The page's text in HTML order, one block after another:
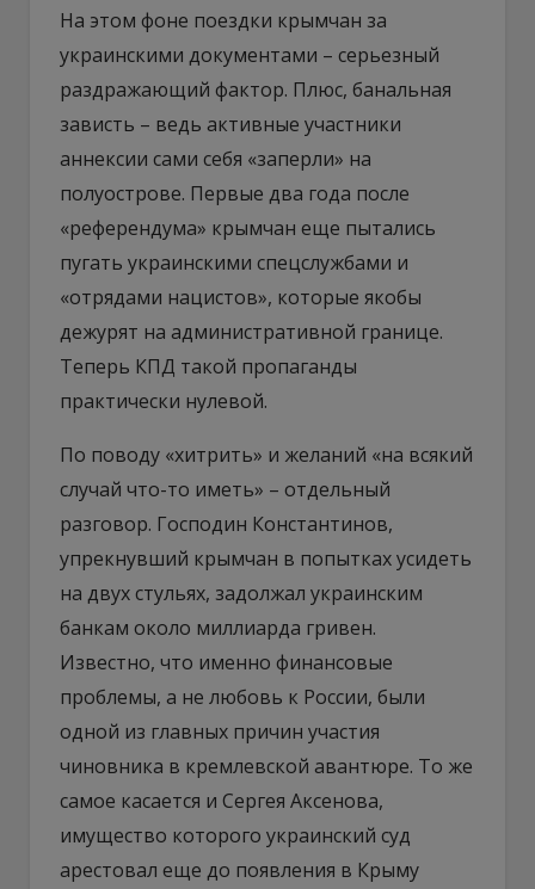
На этом фоне поездки крымчан за
украинскими документами – серьезный
раздражающий фактор. Плюс, банальная
зависть – ведь активные участники
аннексии сами себя «заперли» на
полуострове. Первые два года после
«референдума» крымчан еще пытались
пугать украинскими спецслужбами и
«отрядами нацистов», которые якобы
дежурят на административной границе.
Теперь КПД такой пропаганды
практически нулевой.
По поводу «хитрить» и желаний «на всякий
случай что-то иметь» – отдельный
разговор. Господин Константинов,
упрекнувший крымчан в попытках усидеть
на двух стульях, задолжал украинским
банкам около миллиарда гривен.
Известно, что именно финансовые
проблемы, а не любовь к России, были
одной из главных причин участия
чиновника в кремлевской авантюре. То же
самое касается и Сергея Аксенова,
имущество которого украинский суд
арестовал еще до появления в Крыму